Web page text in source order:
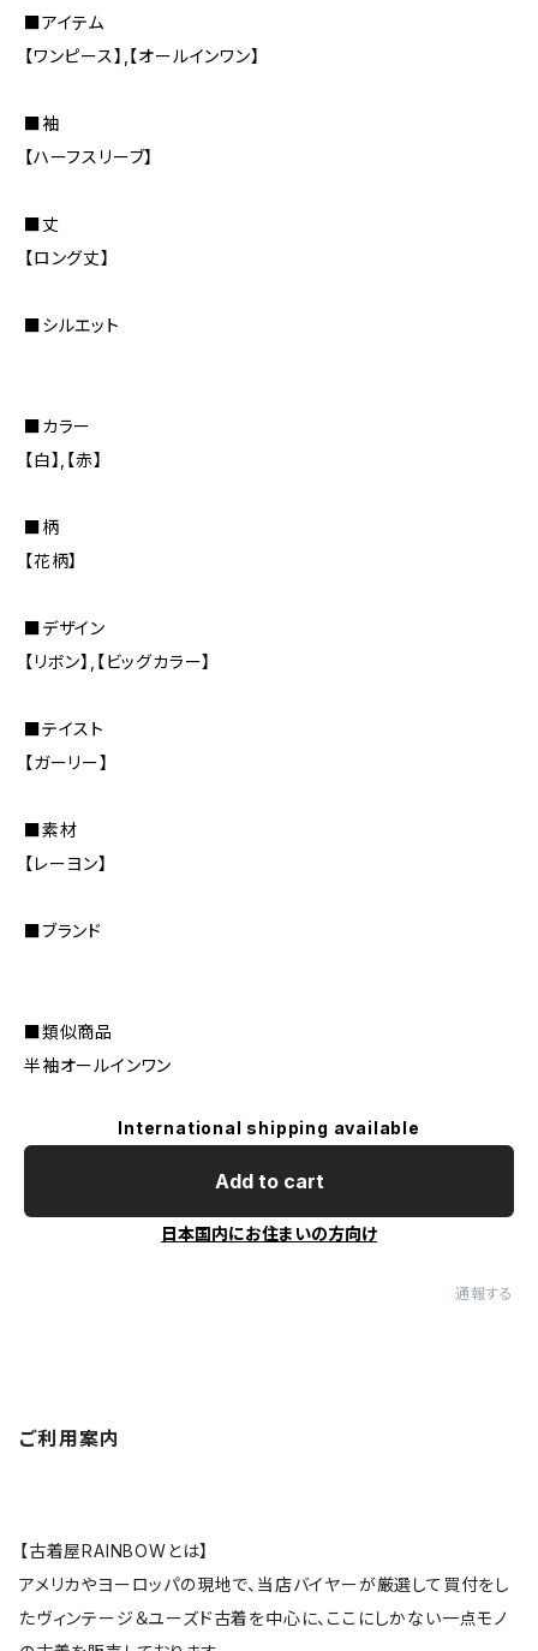
■アイテム
【ワンピース】,【オールインワン】
■袖
【ハーフスリーブ】
■丈
【ロング丈】
■シルエット
■カラー
【白】,【赤】
■柄
【花柄】
■デザイン
【リボン】,【ビッグカラー】
■テイスト
【ガーリー】
■素材
【レーヨン】
■ブランド
■類似商品
半袖オールインワン
International shipping available
Add to cart
日本国内にお住まいの方向け
通報する
ご利用案内
【古着屋RAINBOWとは】
アメリカやヨーロッパの現地で、当店バイヤーが厳選して買付をし
たヴィンテージ＆ユーズド古着を中心に、ここにしかない一点モノ